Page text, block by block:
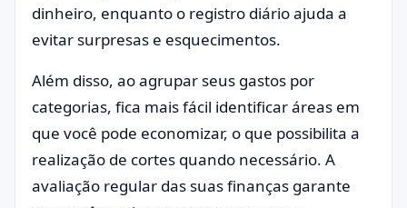
dinheiro, enquanto o registro diário ajuda a
evitar surpresas e esquecimentos.
Além disso, ao agrupar seus gastos por
categorias, fica mais fácil identificar áreas em
que você pode economizar, o que possibilita a
realização de cortes quando necessário. A
avaliação regular das suas finanças garante